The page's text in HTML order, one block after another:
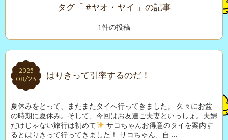
タグ「 #ヤオ・ヤイ 」の記事
1件の投稿
2025
08/23
2025
08/23 はりきって引率するのだ！
夏休みをとって、またまたタイへ行ってきました。 久々にお盆
の時期に夏休み。そして、今回はお友達ご夫妻といっしょ。夫婦
だけじゃない旅行は初めて
サコちゃんお得意のタイを案内す
るとはりきって行ってきました！ サコちゃん、自 …